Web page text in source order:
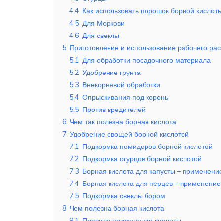
4.4 Как использовать порошок борной
4.5 Для Моркови
4.6 Для свеклы
5 Приготовление и использование рабочего
5.1 Для обработки посадочного материала
5.2 Удобрение грунта
5.3 Внекорневой обработки
5.4 Опрыскивания под корень
5.5 Против вредителей
6 Чем так полезна борная кислота
7 Удобрение овощей борной кислотой
7.1 Подкормка помидоров борной кислотой
7.2 Подкормка огурцов борной кислотой
7.3 Борная кислота для капусты –
7.4 Борная кислота для перцев – применение
7.5 Подкормка свеклы бором
8 Чем полезна борная кислота